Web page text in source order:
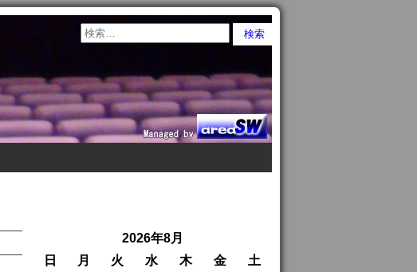
2026年8月
日
月 火 水 木 金 土